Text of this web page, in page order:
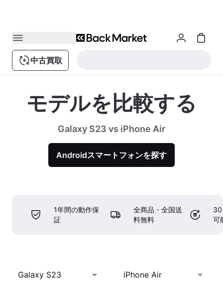
中古買取
モデルを比較する
Galaxy S23 vs iPhone Air
Androidスマートフォンを探す
1年間の動作保
証
全商品・全国送
料無料
30
可
Galaxy S23 iPhone Air